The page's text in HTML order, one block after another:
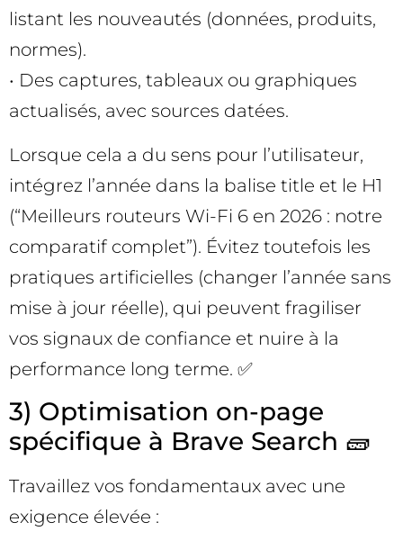
listant les nouveautés (données, produits,
normes).
• Des captures, tableaux ou graphiques
actualisés, avec sources datées.
Lorsque cela a du sens pour l’utilisateur,
intégrez l’année dans la balise title et le H1
(“Meilleurs routeurs Wi-Fi 6 en 2026 : notre
comparatif complet”). Évitez toutefois les
pratiques artificielles (changer l’année sans
mise à jour réelle), qui peuvent fragiliser
vos signaux de confiance et nuire à la
performance long terme. ✅
3) Optimisation on-page
spécifique à Brave Search 🧱
Travaillez vos fondamentaux avec une
exigence élevée :